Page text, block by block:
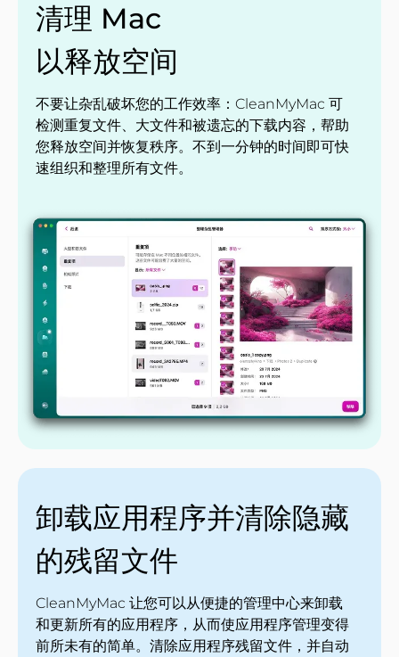
清理 Mac
以释放空间
不要让杂乱破坏您的工作效率：CleanMyMac 可
检测重复文件、大文件和被遗忘的下载内容，帮助
您释放空间并恢复秩序。不到一分钟的时间即可快
速组织和整理所有文件。
卸载应用程序并清除隐藏
的残留文件
CleanMyMac 让您可以从便捷的管理中心来卸载
和更新所有的应用程序，从而使应用程序管理变得
前所未有的简单。清除应用程序残留文件，并自动